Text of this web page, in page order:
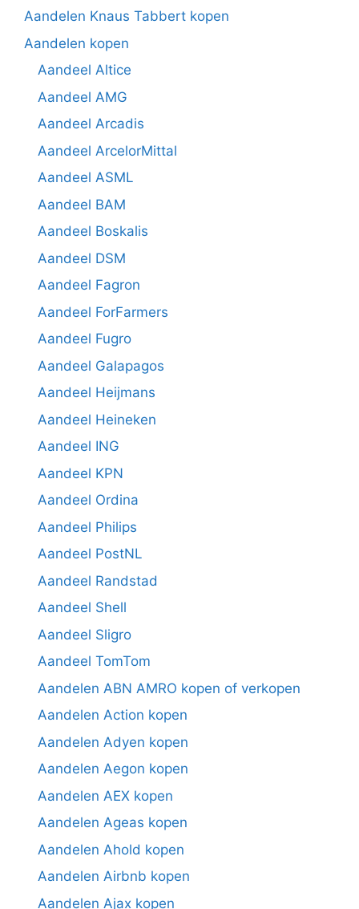
Aandelen Knaus Tabbert kopen
Aandelen kopen
Aandeel Altice
Aandeel AMG
Aandeel Arcadis
Aandeel ArcelorMittal
Aandeel ASML
Aandeel BAM
Aandeel Boskalis
Aandeel DSM
Aandeel Fagron
Aandeel ForFarmers
Aandeel Fugro
Aandeel Galapagos
Aandeel Heijmans
Aandeel Heineken
Aandeel ING
Aandeel KPN
Aandeel Ordina
Aandeel Philips
Aandeel PostNL
Aandeel Randstad
Aandeel Shell
Aandeel Sligro
Aandeel TomTom
Aandelen ABN AMRO kopen of verkopen
Aandelen Action kopen
Aandelen Adyen kopen
Aandelen Aegon kopen
Aandelen AEX kopen
Aandelen Ageas kopen
Aandelen Ahold kopen
Aandelen Airbnb kopen
Aandelen Ajax kopen